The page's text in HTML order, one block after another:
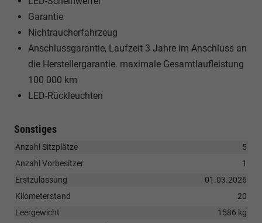
Garantie
Nichtraucherfahrzeug
Anschlussgarantie, Laufzeit 3 Jahre im Anschluss an
die Herstellergarantie. maximale Gesamtlaufleistung
100 000 km
LED-Rückleuchten
Sonstiges
Anzahl Sitzplätze
5
Anzahl Vorbesitzer
1
Erstzulassung
01.03.2026
Kilometerstand
20
Leergewicht
1586 kg